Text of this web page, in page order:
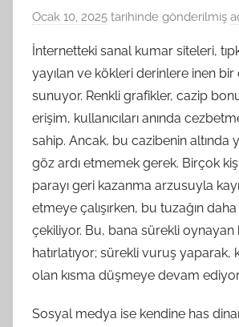
Ocak 10, 2025 tarihinde gönderilmiş
İnternetteki sanal kumar siteleri,
yayılan ve kökleri derinlere inen bir
sunuyor. Renkli grafikler, cazip
erişim, kullanıcıları anında
sahip. Ancak, bu cazibenin altında
göz ardı etmemek gerek. Birçok
parayı geri kazanma arzusuyla
etmeye çalışırken, bu tuzağın
çekiliyor. Bu, bana sürekli oynayan
hatırlatıyor; sürekli vuruş yaparak,
olan kısma düşmeye devam
Sosyal medya ise kendine has